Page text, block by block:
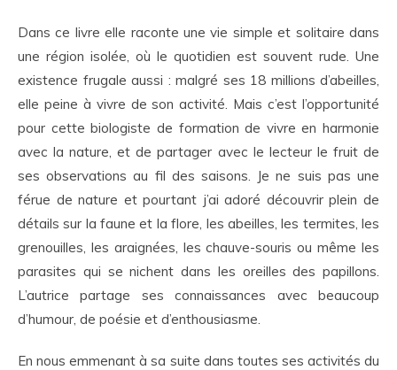
Dans ce livre elle raconte une vie simple et solitaire dans
une région isolée, où le quotidien est souvent rude. Une
existence frugale aussi : malgré ses 18 millions d’abeilles,
elle peine à vivre de son activité. Mais c’est l’opportunité
pour cette biologiste de formation de vivre en harmonie
avec la nature, et de partager avec le lecteur le fruit de
ses observations au fil des saisons. Je ne suis pas une
férue de nature et pourtant j’ai adoré découvrir plein de
détails sur la faune et la flore, les abeilles, les termites, les
grenouilles, les araignées, les chauve-souris ou même les
parasites qui se nichent dans les oreilles des papillons.
L’autrice partage ses connaissances avec beaucoup
d’humour, de poésie et d’enthousiasme.
En nous emmenant à sa suite dans toutes ses activités du